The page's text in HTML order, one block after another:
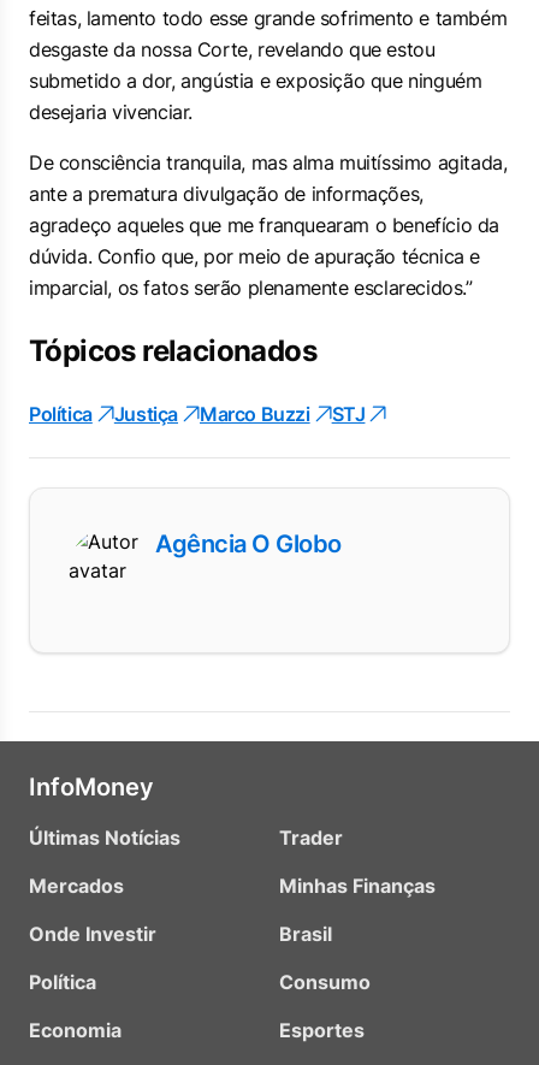
feitas, lamento todo esse grande sofrimento e também
desgaste da nossa Corte, revelando que estou
submetido a dor, angústia e exposição que ninguém
desejaria vivenciar.
De consciência tranquila, mas alma muitíssimo agitada,
ante a prematura divulgação de informações,
agradeço aqueles que me franquearam o benefício da
dúvida. Confio que, por meio de apuração técnica e
imparcial, os fatos serão plenamente esclarecidos.”
Tópicos relacionados
Política Justiça Marco Buzzi STJ
Agência O Globo
InfoMoney
Últimas Notícias
Mercados
Onde Investir
Política
Economia
Trader
Minhas Finanças
Brasil
Consumo
Esportes